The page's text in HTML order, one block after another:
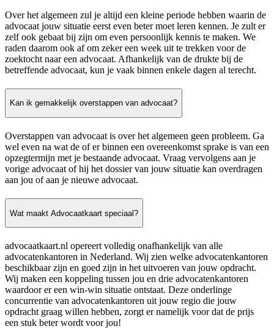
Over het algemeen zul je altijd een kleine periode hebben waarin de
advocaat jouw situatie eerst even beter moet leren kennen. Je zult er
zelf ook gebaat bij zijn om even persoonlijk kennis te maken. We
raden daarom ook af om zeker een week uit te trekken voor de
zoektocht naar een advocaat. Afhankelijk van de drukte bij de
betreffende advocaat, kun je vaak binnen enkele dagen al terecht.
Kan ik gemakkelijk overstappen van advocaat?
Overstappen van advocaat is over het algemeen geen probleem. Ga
wel even na wat de of er binnen een overeenkomst sprake is van een
opzegtermijn met je bestaande advocaat. Vraag vervolgens aan je
vorige advocaat of hij het dossier van jouw situatie kan overdragen
aan jou of aan je nieuwe advocaat.
Wat maakt Advocaatkaart speciaal?
advocaatkaart.nl opereert volledig onafhankelijk van alle
advocatenkantoren in Nederland. Wij zien welke advocatenkantoren
beschikbaar zijn en goed zijn in het uitvoeren van jouw opdracht.
Wij maken een koppeling tussen jou en drie advocatenkantoren
waardoor er een win-win situatie ontstaat. Deze onderlinge
concurrentie van advocatenkantoren uit jouw regio die jouw
opdracht graag willen hebben, zorgt er namelijk voor dat de prijs
een stuk beter wordt voor jou!